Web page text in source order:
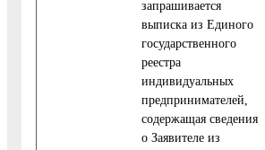
запрашивается
выписка из Единого
государственного
реестра
индивидуальных
предпринимателей,
содержащая сведения
о Заявителе из